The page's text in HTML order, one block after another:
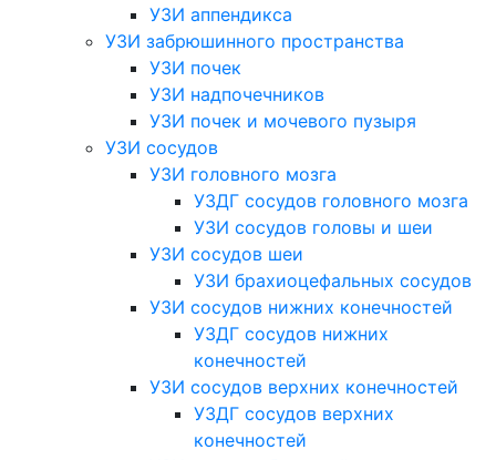
УЗИ аппендикса
УЗИ забрюшинного пространства
УЗИ почек
УЗИ надпочечников
УЗИ почек и мочевого пузыря
УЗИ сосудов
УЗИ головного мозга
УЗДГ сосудов головного мозга
УЗИ сосудов головы и шеи
УЗИ сосудов шеи
УЗИ брахиоцефальных сосудов
УЗИ сосудов нижних конечностей
УЗДГ сосудов нижних
конечностей
УЗИ сосудов верхних конечностей
УЗДГ сосудов верхних
конечностей